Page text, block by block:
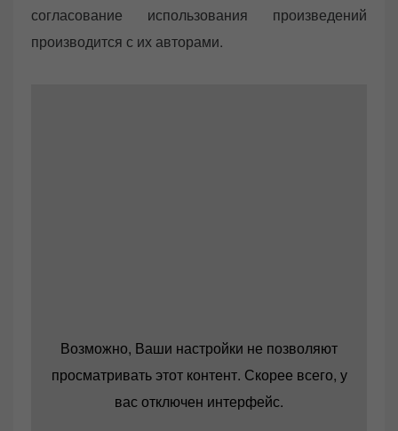
согласование использования произведений
производится с их авторами.
Возможно, Ваши настройки не позволяют
просматривать этот контент. Скорее всего, у
вас отключен интерфейс.